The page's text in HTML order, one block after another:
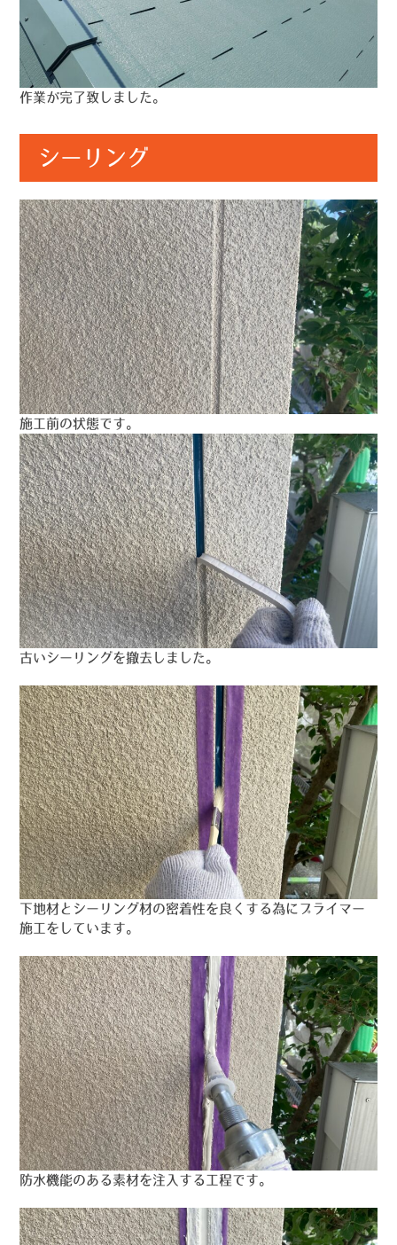
作業が完了致しました。
シーリング
施工前の状態です。
古いシーリングを撤去しました。
下地材とシーリング材の密着性を良くする為にプライマー
施工をしています。
防水機能のある素材を注入する工程です。